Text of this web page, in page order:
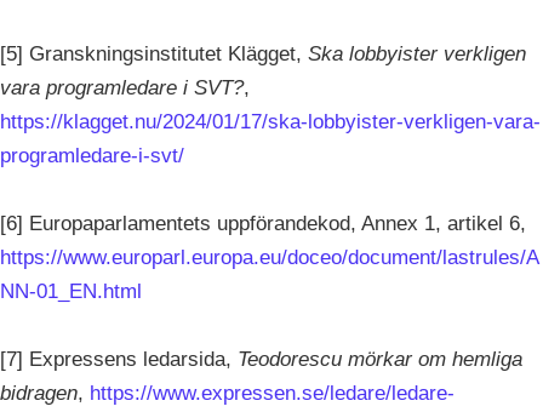
[5] Granskningsinstitutet Klägget, Ska lobbyister verkligen
vara programledare i SVT?,
https://klagget.nu/2024/01/17/ska-lobbyister-verkligen-vara-
programledare-i-svt/
[6] Europaparlamentets uppförandekod, Annex 1, artikel 6,
https://www.europarl.europa.eu/doceo/document/lastrules/A
NN-01_EN.html
[7] Expressens ledarsida, Teodorescu mörkar om hemliga
bidragen, https://www.expressen.se/ledare/ledare-